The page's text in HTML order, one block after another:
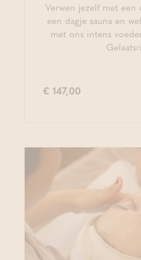
Verwen jezelf met een
een dagje sauna en
met ons intens
€ 147,00